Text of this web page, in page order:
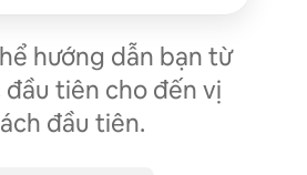
hướng dẫn bạn từ
tiên cho đến vị
đầu tiên.